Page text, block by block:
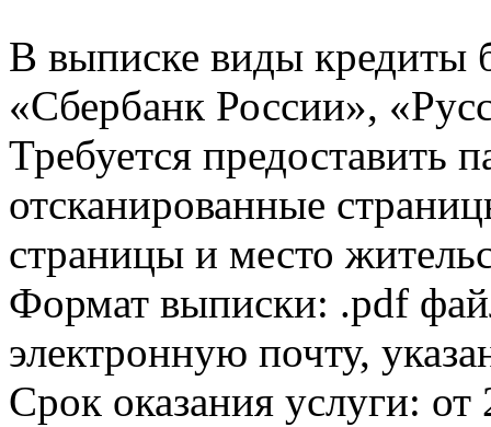
В выписке виды кредиты
«Сбербанк России»,
Требуется предоставить
отсканированные
страницы и место
Формат выписки: .pdf
электронную почту,
Срок оказания услуги: от